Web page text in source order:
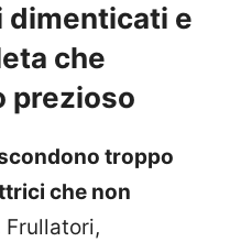
e
che
prezioso
troppo
che non
Frullatori,